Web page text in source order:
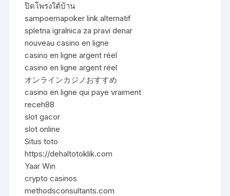
ปิดโพรงใต้บ้าน
sampoernapoker link alternatif
spletna igralnica za pravi denar
nouveau casino en ligne
casino en ligne argent réel
casino en ligne argent réel
オンラインカジノおすすめ
casino en ligne qui paye vraiment
receh88
slot gacor
slot online
Situs toto
https://dehaltotoklik.com
Yaar Win
crypto casinos
methodsconsultants.com